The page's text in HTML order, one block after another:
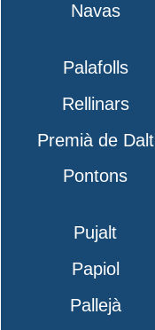
Navas
Palafolls
Rellinars
Premià de Dalt
Pontons
Pujalt
Papiol
Pallejà